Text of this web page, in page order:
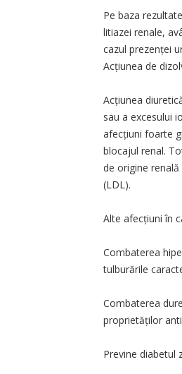
Pe baza
litiazei renale,
cazul prezenței
Acțiunea de
Acțiunea
sau a excesului
afecțiuni foarte
blocajul renal.
de origine
(LDL).
Alte afecțiuni în
Combaterea
tulburările
Combaterea
proprietăților
Previne diabetul